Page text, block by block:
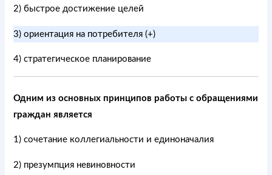
2) быстрое достижение целей
3) ориентация на потребителя (+)
4) стратегическое планирование
Одним из основных принципов работы с обращениями
граждан является
1) сочетание коллегиальности и единоначалия
2) презумпция невиновности